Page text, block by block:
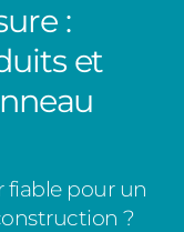
:
et
fiable pour un
?